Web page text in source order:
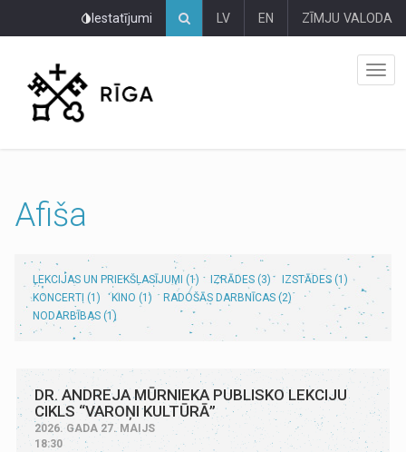
Iestatījumi LV EN ZĪMJU VALODA
Afiša
LEKCIJAS UN PRIEKŠLASĪJUMI (1) IZRĀDES (3)
IZSTĀDES (1)
KONCERTI (1)
KINO (1)
RADOŠĀS DARBNĪCAS (2)
NODARBĪBAS (1)
DR. ANDREJA MŪRNIEKA PUBLISKO LEKCIJU
CIKLS “VAROŅI KULTŪRĀ”
2026. GADA 27. MAIJS
18:30